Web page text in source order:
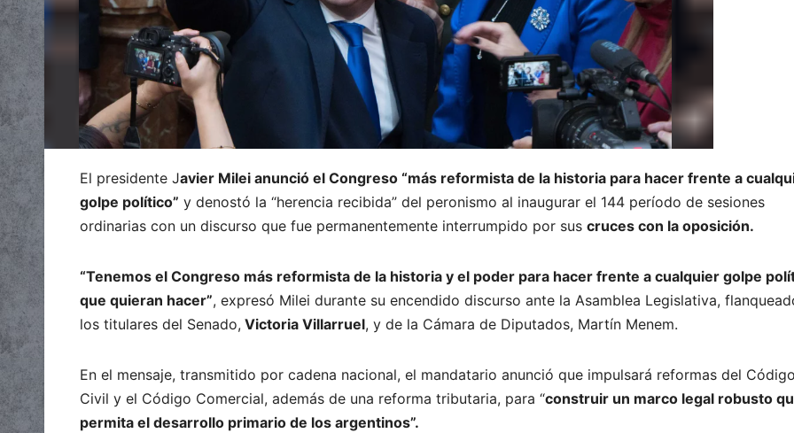
El presidente Javier Milei anunció el Congreso “más reformista de la historia para hacer frente a
golpe político” y denostó la “herencia recibida” del peronismo al inaugurar el 144 período de sesiones
ordinarias con un discurso que fue permanentemente interrumpido por sus cruces con la oposición.
“Tenemos el Congreso más reformista de la historia y el poder para hacer frente a cualquier golpe
que quieran hacer”, expresó Milei durante su encendido discurso ante la Asamblea Legislativa,
los titulares del Senado, Victoria Villarruel, y de la Cámara de Diputados, Martín Menem.
En el mensaje, transmitido por cadena nacional, el mandatario anunció que impulsará reformas del
Civil y el Código Comercial, además de una reforma tributaria, para “construir un marco legal robusto
permita el desarrollo primario de los argentinos”.